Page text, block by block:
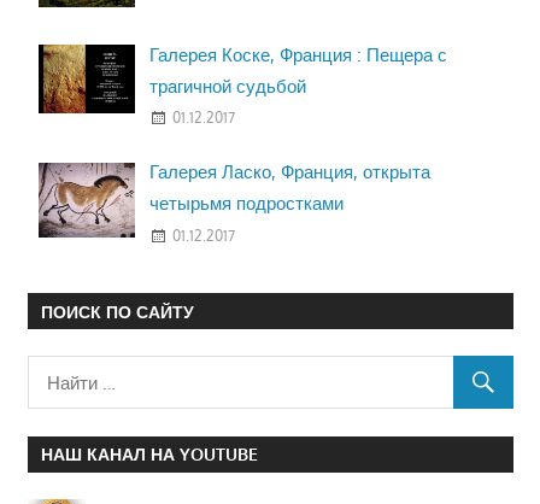
Галерея Коске, Франция : Пещера с
трагичной судьбой
01.12.2017
Галерея Ласко, Франция, открыта
четырьмя подростками
01.12.2017
ПОИСК ПО САЙТУ
НАШ КАНАЛ НА YOUTUBE